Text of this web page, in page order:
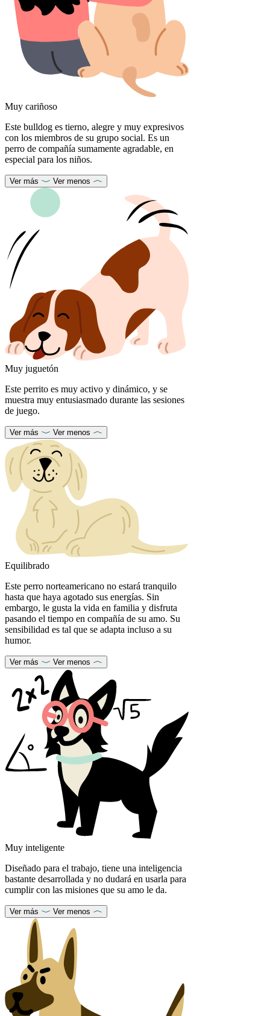
Muy cariñoso
Este bulldog es tierno, alegre y muy expresivos
con los miembros de su grupo social. Es un
perro de compañía sumamente agradable, en
especial para los niños.
Ver más Ver menos
Muy juguetón
Este perrito es muy activo y dinámico, y se
muestra muy entusiasmado durante las sesiones
de juego.
Ver más Ver menos
Equilibrado
Este perro norteamericano no estará tranquilo
hasta que haya agotado sus energías. Sin
embargo, le gusta la vida en familia y disfruta
pasando el tiempo en compañía de su amo. Su
sensibilidad es tal que se adapta incluso a su
humor.
Ver más Ver menos
Muy inteligente
Diseñado para el trabajo, tiene una inteligencia
bastante desarrollada y no dudará en usarla para
cumplir con las misiones que su amo le da.
Ver más Ver menos